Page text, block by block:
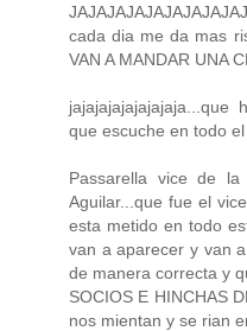
cada dia me da mas
VAN A MANDAR UNA
que escuche en todo
Passarella vice de
Aguilar...que fue el
esta metido en todo
van a aparecer y van
de manera correcta y
SOCIOS E HINCHAS
nos mientan y se rian